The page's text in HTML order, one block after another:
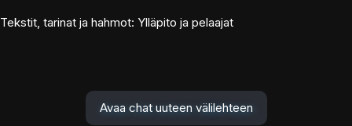
Tekstit, tarinat ja hahmot: Ylläpito ja pelaajat
Avaa chat uuteen välilehteen